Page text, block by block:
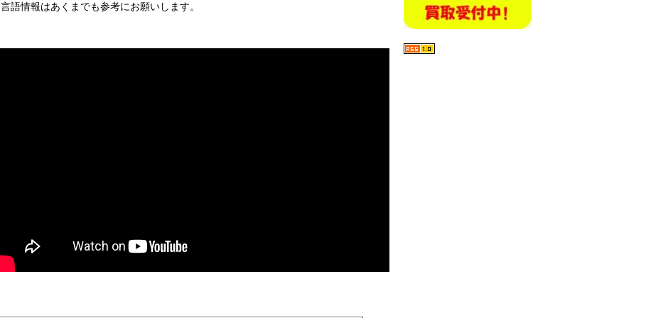
言語情報はあくまでも参考にお願いします。